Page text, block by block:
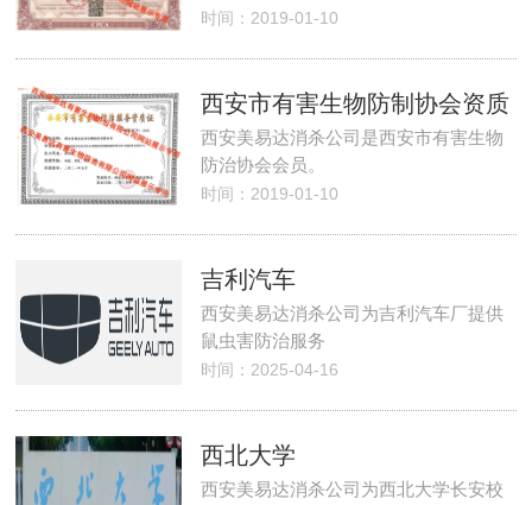
时间：2019-01-10
西安市有害生物防制协会资质
西安美易达消杀公司是西安市有害生物
防治协会会员。
时间：2019-01-10
吉利汽车
西安美易达消杀公司为吉利汽车厂提供
鼠虫害防治服务
时间：2025-04-16
西北大学
西安美易达消杀公司为西北大学长安校